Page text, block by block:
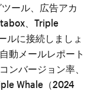
ール、広告アカ
、Triple
ルに接続しましょ
動メールレポート
ンバージョン率、
Whale（2024